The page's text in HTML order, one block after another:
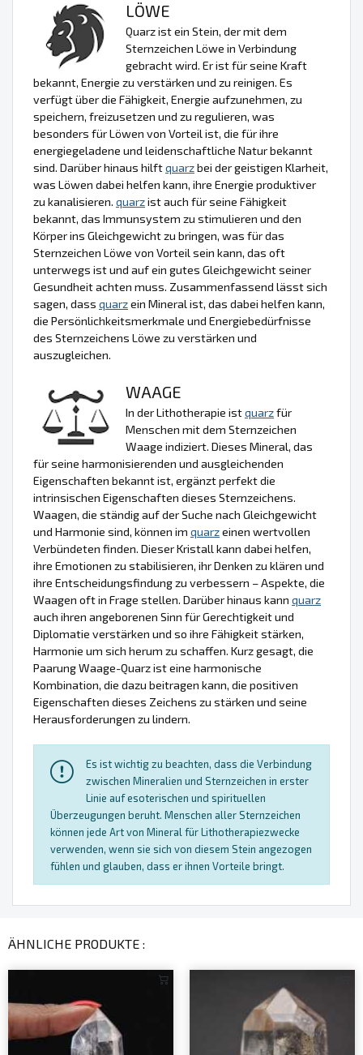
LÖWE
Quarz ist ein Stein, der mit dem
Sternzeichen Löwe in Verbindung
gebracht wird. Er ist für seine Kraft
bekannt, Energie zu verstärken und zu reinigen. Es
verfügt über die Fähigkeit, Energie aufzunehmen, zu
speichern, freizusetzen und zu regulieren, was
besonders für Löwen von Vorteil ist, die für ihre
energiegeladene und leidenschaftliche Natur bekannt
sind. Darüber hinaus hilftquarzbei der geistigen Klarheit,
was Löwen dabei helfen kann, ihre Energie produktiver
zu kanalisieren. quarzist auch für seine Fähigkeit
bekannt, das Immunsystem zu stimulieren und den
Körper ins Gleichgewicht zu bringen, was für das
Sternzeichen Löwe von Vorteil sein kann, das oft
unterwegs ist und auf ein gutes Gleichgewicht seiner
Gesundheit achten muss. Zusammenfassend lässt sich
sagen, dass quarzein Mineral ist, das dabei helfen kann,
die Persönlichkeitsmerkmale und Energiebedürfnisse
des Sternzeichens Löwe zu verstärken und
auszugleichen.
WAAGE
In der Lithotherapie istquarzfür
Menschen mit dem Sternzeichen
Waage indiziert. Dieses Mineral, das
für seine harmonisierenden und ausgleichenden
Eigenschaften bekannt ist, ergänzt perfekt die
intrinsischen Eigenschaften dieses Sternzeichens.
Waagen, die ständig auf der Suche nach Gleichgewicht
und Harmonie sind, können im quarzeinen wertvollen
Verbündeten finden. Dieser Kristall kann dabei helfen,
ihre Emotionen zu stabilisieren, ihr Denken zu klären und
ihre Entscheidungsfindung zu verbessern – Aspekte, die
Waagen oft in Frage stellen. Darüber hinaus kann quarz
auch ihren angeborenen Sinn für Gerechtigkeit und
Diplomatie verstärken und so ihre Fähigkeit stärken,
Harmonie um sich herum zu schaffen. Kurz gesagt, die
Paarung Waage-Quarz ist eine harmonische
Kombination, die dazu beitragen kann, die positiven
Eigenschaften dieses Zeichens zu stärken und seine
Herausforderungen zu lindern.
Es ist wichtig zu beachten, dass die Verbindung
zwischen Mineralien und Sternzeichen in erster
Linie auf esoterischen und spirituellen
Überzeugungen beruht. Menschen aller Sternzeichen
können jede Art von Mineral für Lithotherapiezwecke
verwenden, wenn sie sich von diesem Stein angezogen
fühlen und glauben, dass er ihnen Vorteile bringt.
ÄHNLICHE PRODUKTE :